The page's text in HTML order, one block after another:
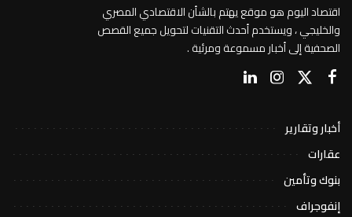
اقتصاد اليوم هو موقع يهتم بالشأن الاقتصادي المصري
والخليجي ، ويستخدم أحدث التقنيات لتحويل جميع القصص
الصحفية إلى أخبار مسموعة ومرئية .
أخبار وتقارير
عقارات
بنوك وتأمين
إنفوجراف